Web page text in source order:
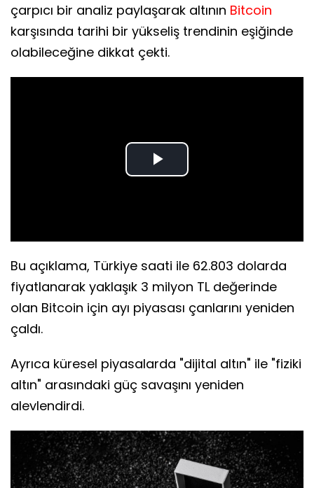
çarpıcı bir analiz paylaşarak altının Bitcoin
karşısında tarihi bir yükseliş trendinin eşiğinde
olabileceğine dikkat çekti.
Play
Bu açıklama, Türkiye saati ile 62.803 dolarda
fiyatlanarak yaklaşık 3 milyon TL değerinde
olan Bitcoin için ayı piyasası çanlarını yeniden
çaldı.
Ayrıca küresel piyasalarda "dijital altın" ile "fiziki
altın" arasındaki güç savaşını yeniden
alevlendirdi.